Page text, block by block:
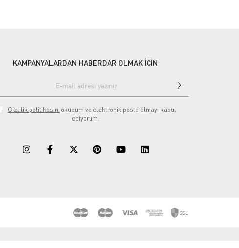
KAMPANYALARDAN HABERDAR OLMAK İÇİN
Gizlilik politikasını okudum ve elektronik posta almayı kabul
ediyorum.